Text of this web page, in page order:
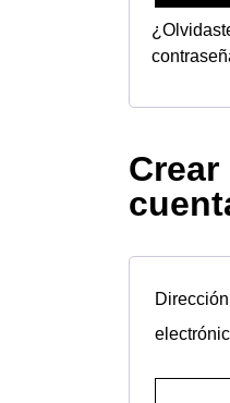
Crear